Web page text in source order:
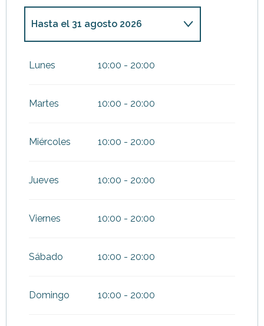
2026
Hasta el 31 agosto 2026
Lunes 10:00 - 20:00
Martes 10:00 - 20:00
Miércoles 10:00 - 20:00
Jueves 10:00 - 20:00
Viernes 10:00 - 20:00
Sábado 10:00 - 20:00
Domingo 10:00 - 20:00